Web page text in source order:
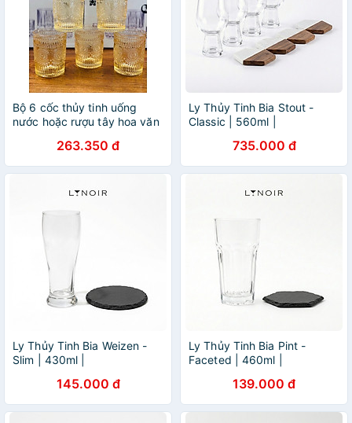
Bộ 6 cốc thủy tinh uống
nước hoặc rượu tây hoa văn
263.350 đ
Ly Thủy Tinh Bia Stout -
Classic | 560ml |
735.000 đ
Ly Thủy Tinh Bia Weizen -
Slim | 430ml |
145.000 đ
Ly Thủy Tinh Bia Pint -
Faceted | 460ml |
139.000 đ